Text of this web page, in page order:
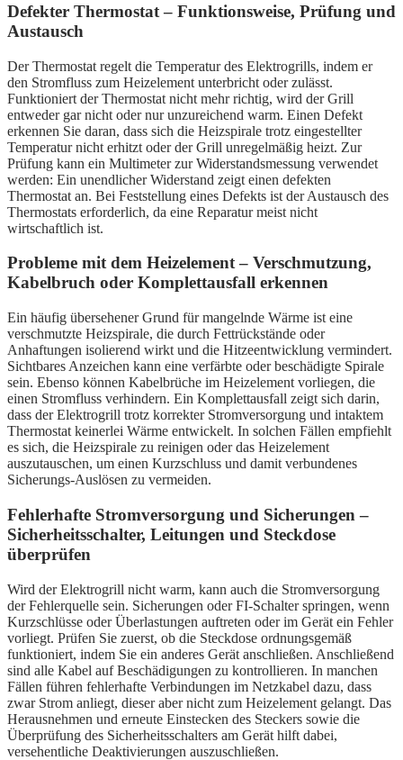
Defekter Thermostat – Funktionsweise, Prüfung und
Austausch
Der Thermostat regelt die Temperatur des Elektrogrills, indem er
den Stromfluss zum Heizelement unterbricht oder zulässt.
Funktioniert der Thermostat nicht mehr richtig, wird der Grill
entweder gar nicht oder nur unzureichend warm. Einen Defekt
erkennen Sie daran, dass sich die Heizspirale trotz eingestellter
Temperatur nicht erhitzt oder der Grill unregelmäßig heizt. Zur
Prüfung kann ein Multimeter zur Widerstandsmessung verwendet
werden: Ein unendlicher Widerstand zeigt einen defekten
Thermostat an. Bei Feststellung eines Defekts ist der Austausch des
Thermostats erforderlich, da eine Reparatur meist nicht
wirtschaftlich ist.
Probleme mit dem Heizelement – Verschmutzung,
Kabelbruch oder Komplettausfall erkennen
Ein häufig übersehener Grund für mangelnde Wärme ist eine
verschmutzte Heizspirale, die durch Fettrückstände oder
Anhaftungen isolierend wirkt und die Hitzeentwicklung vermindert.
Sichtbares Anzeichen kann eine verfärbte oder beschädigte Spirale
sein. Ebenso können Kabelbrüche im Heizelement vorliegen, die
einen Stromfluss verhindern. Ein Komplettausfall zeigt sich darin,
dass der Elektrogrill trotz korrekter Stromversorgung und intaktem
Thermostat keinerlei Wärme entwickelt. In solchen Fällen empfiehlt
es sich, die Heizspirale zu reinigen oder das Heizelement
auszutauschen, um einen Kurzschluss und damit verbundenes
Sicherungs-Auslösen zu vermeiden.
Fehlerhafte Stromversorgung und Sicherungen –
Sicherheitsschalter, Leitungen und Steckdose
überprüfen
Wird der Elektrogrill nicht warm, kann auch die Stromversorgung
der Fehlerquelle sein. Sicherungen oder FI-Schalter springen, wenn
Kurzschlüsse oder Überlastungen auftreten oder im Gerät ein Fehler
vorliegt. Prüfen Sie zuerst, ob die Steckdose ordnungsgemäß
funktioniert, indem Sie ein anderes Gerät anschließen. Anschließend
sind alle Kabel auf Beschädigungen zu kontrollieren. In manchen
Fällen führen fehlerhafte Verbindungen im Netzkabel dazu, dass
zwar Strom anliegt, dieser aber nicht zum Heizelement gelangt. Das
Herausnehmen und erneute Einstecken des Steckers sowie die
Überprüfung des Sicherheitsschalters am Gerät hilft dabei,
versehentliche Deaktivierungen auszuschließen.